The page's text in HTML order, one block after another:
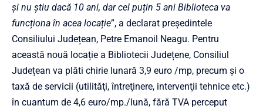
și nu știu dacă 10 ani, dar cel puțin 5 ani Biblioteca va
funcționa în acea locație”, a declarat președintele
Consiliului Județean, Petre Emanoil Neagu. Pentru
această nouă locație a Bibliotecii Județene, Consiliul
Județean va plăti chirie lunară 3,9 euro /mp, precum și o
taxă de servicii (utilităţi, întreţinere, intervenţii tehnice etc.)
în cuantum de 4,6 euro/mp./lună, fără TVA perceput